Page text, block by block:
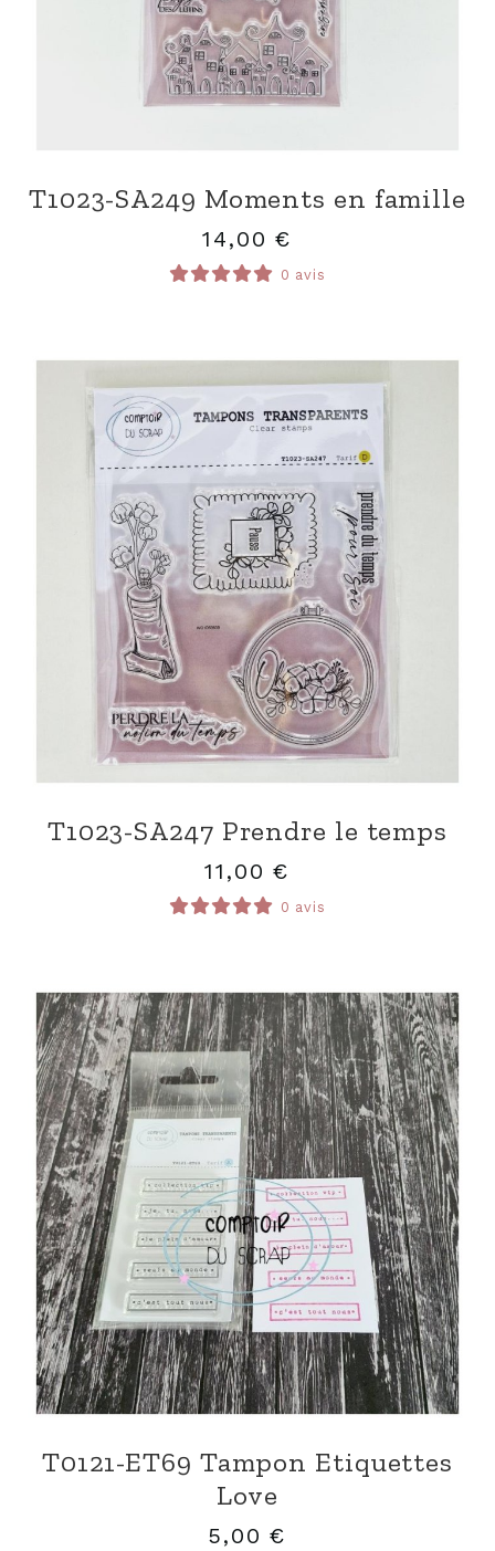
T1023-SA249 Moments en famille
14,00 €
0 avis
T1023-SA247 Prendre le temps
11,00 €
0 avis
T0121-ET69 Tampon Etiquettes
Love
5,00 €